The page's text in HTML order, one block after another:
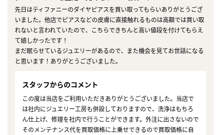
先日はティファニーのダイヤピアスを買い取ってもらいありがとうござ
いました。他店でピアスなどの皮膚に直接触れるものは高額では買い取
れないと言われていたので、こちらできちんと高い値段を付けてもらえ
て嬉しかったです！
まだ眠らせているジュエリーがあるので、また機会を見てお世話になる
と思います！ありがとうございました。
スタッフからのコメント
この度は当店をご利用いただきありがとうございました。当店で
は社内にジュエリー工房も併設しておりますので、洗浄はもちろ
ん仕上げ、修理を社内で行うことができます。外注に出さないので
そのメンテナンス代を買取価格に上乗せできるので買取価格に自